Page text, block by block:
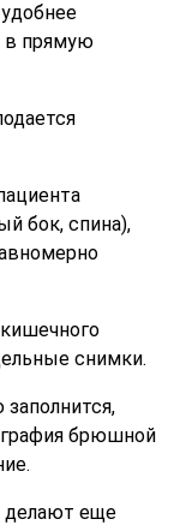
в прямую
бок, спина),
снимки.
брюшной
делают еще